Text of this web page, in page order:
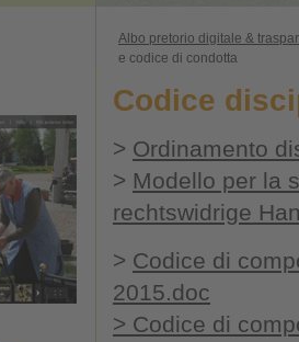
Albo pretorio digitale &
e codice di condotta
Codice
> Ordinamento
> Modello per la
rechtswidrige
> Codice di
2015.doc
> Codice di